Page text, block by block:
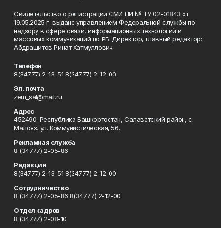
Свидетельство о регистрации СМИ ПИ № ТУ 02-01843 от
19.05.2025 г. выдано управлением Федеральной службы по
надзору в сфере связи, информационных технологий и
массовых коммуникаций по РБ. Директор, главный редактор:
Абдрашитов Ринат Хатмуллович.
Телефон
8(34777) 2-13-51 8(34777) 2-12-00
Эл. почта
zem_sal@mail.ru
Адрес
452490, Республика Башкортостан, Салаватский район, с.
Малояз, ул. Коммунистическая, 56.
Рекламная служба
8 (34777) 2-05-86
Редакция
8(34777) 2-13-51 8(34777) 2-12-00
Сотрудничество
8 (34777) 2-05-86 8(34777) 2-12-00
Отдел кадров
8 (34777) 2-08-10